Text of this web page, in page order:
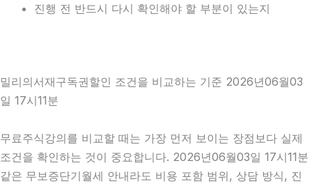
진행 전 반드시 다시 확인해야 할 부분이 있는지
밀리의서재구독권할인 조건을 비교하는 기준 2026년06월03
일 17시11분
무료주식강의를 비교할 때는 가장 먼저 보이는 장점보다 실제
조건을 확인하는 것이 중요합니다. 2026년06월03일 17시11분
같은 무보증단기월세 안내라도 비용 포함 범위, 상담 방식, 진